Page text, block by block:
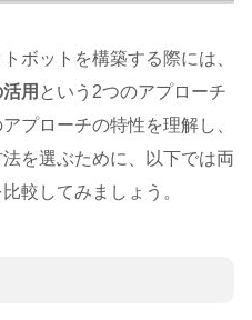
ボットを構築する際には、
用 という2つのアプローチ
プローチの特性を理解し、
を選ぶために、以下では両
較してみましょう。